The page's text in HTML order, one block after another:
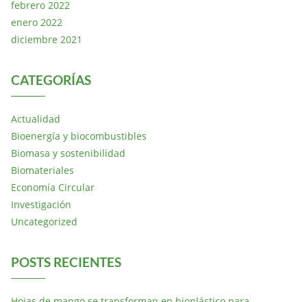
febrero 2022
enero 2022
diciembre 2021
CATEGORÍAS
Actualidad
Bioenergía y biocombustibles
Biomasa y sostenibilidad
Biomateriales
Economía Circular
Investigación
Uncategorized
POSTS RECIENTES